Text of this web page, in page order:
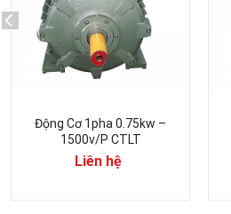
Động Cơ 1pha 0.75kw –
1500v/p CTLT
Liên hệ